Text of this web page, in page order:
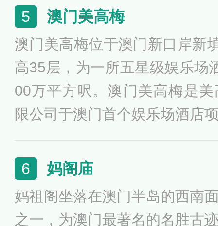
构。1874年曾因火灾而焚毁
的规模。整座教堂建筑富丽堂
的祭坛更是典雅精致。教堂旁
百多件澳门天主教珍贵文物。
行的法蒂玛圣母圣像巡游，是
之一，喻意提示世人勿忘圣母
5 澳门美高梅
澳门美高梅位于澳门新口岸新
高35层，为一所五星级娱乐场
00万平方呎。澳门美高梅是
限公司于澳门首个娱乐场酒店
落成的旗舰赌场酒店，也标志
六分天下的局面。澳门美高梅
彩股份有限公司赌牌之副牌。
6 妈阁庙
妈祖阁坐落在澳门半岛的西南
之一，为澳门最著名的名胜古